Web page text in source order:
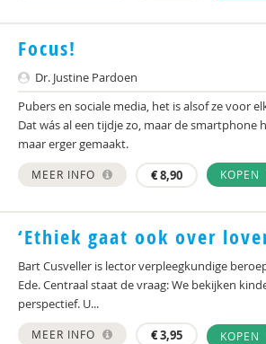
Focus!
Dr. Justine Pardoen
Pubers en sociale media, het is alsof ze voor
Dat wás al een tijdje zo, maar de
maar erger gemaakt.
MEER INFO €8,90 KOPEN
‘Ethiek gaat ook over
Bart Cusveller is lector verpleegkundige
Ede. Centraal staat de vraag: We bekijken
perspectief. U...
MEER INFO €3,95 KOPEN